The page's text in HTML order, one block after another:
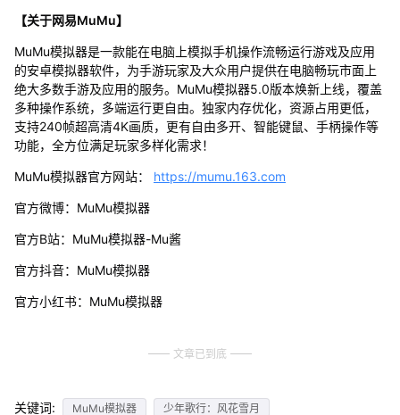
【关于网易MuMu】
MuMu模拟器是一款能在电脑上模拟手机操作流畅运行游戏及应用
的安卓模拟器软件，为手游玩家及大众用户提供在电脑畅玩市面上
绝大多数手游及应用的服务。MuMu模拟器5.0版本焕新上线，覆盖
多种操作系统，多端运行更自由。独家内存优化，资源占用更低，
支持240帧超高清4K画质，更有自由多开、智能键鼠、手柄操作等
功能，全方位满足玩家多样化需求！
MuMu模拟器官方网站： https://mumu.163.com
官方微博：MuMu模拟器
官方B站：MuMu模拟器-Mu酱
官方抖音：MuMu模拟器
官方小红书：MuMu模拟器
文章已到底
关键词: MuMu模拟器
少年歌行：风花雪月